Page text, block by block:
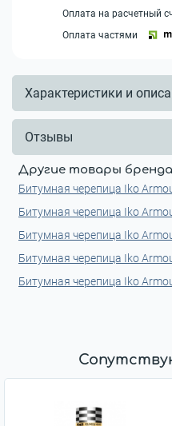
Оплата на расчетный
Оплата частями
Характеристики и
Отзывы
Другие товары бренда
Битумная черепица Iko
Битумная черепица Iko
Битумная черепица Iko
Битумная черепица Iko
Битумная черепица Iko